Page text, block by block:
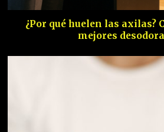
¿Por qué huelen las axilas?
mejores